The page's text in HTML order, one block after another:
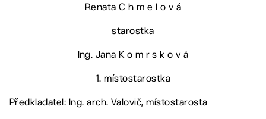
Renata C h m e l o v á
starostka
Ing. Jana K o m r s k o v á
1. místostarostka
Předkladatel: Ing. arch. Valovič, místostarosta